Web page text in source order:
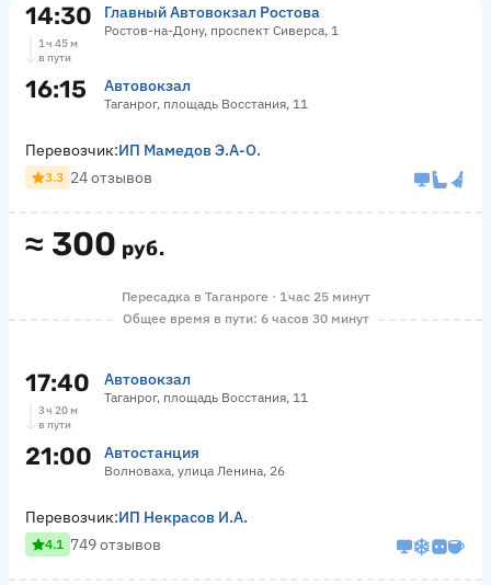
14:30 Главный Автовокзал Ростова
Ростов-на-Дону, проспект Сиверса, 1
1 ч 45 м
в пути
16:15 Автовокзал
Таганрог, площадь Восстания, 11
≈ 300 руб.
Перевозчик:ИП Мамедов Э.А-О.
3.3 24 отзывов
Пересадка в Таганроге · 1 час 25 минут
Общее время в пути: 6 часов 30 минут
17:40 Автовокзал
Таганрог, площадь Восстания, 11
3 ч 20 м
в пути
21:00 Автостанция
Волноваха, улица Ленина, 26
Перевозчик:ИП Некрасов И.А.
4.1 749 отзывов